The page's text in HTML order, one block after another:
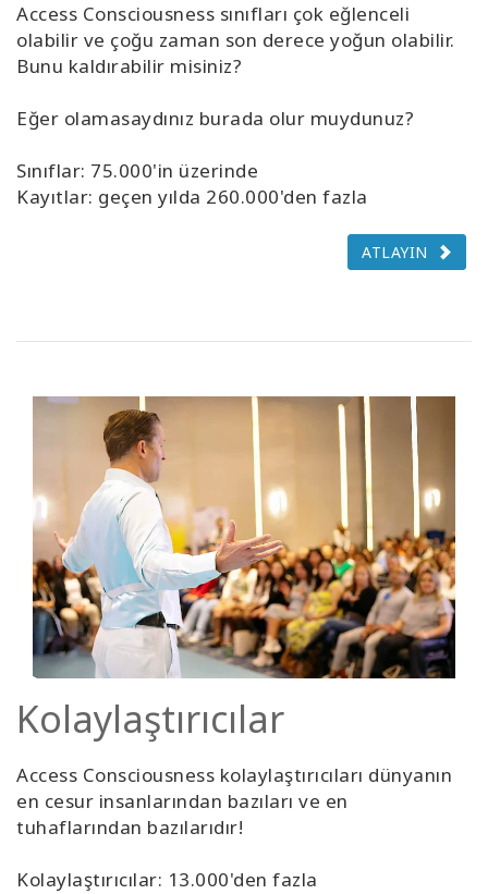
Access Consciousness sınıfları çok eğlenceli
olabilir ve çoğu zaman son derece yoğun olabilir.
Bunu kaldırabilir misiniz?
Eğer olamasaydınız burada olur muydunuz?
Sınıflar: 75.000'in üzerinde
Kayıtlar: geçen yılda 260.000'den fazla
ATLAYIN
Kolaylaştırıcılar
Access Consciousness kolaylaştırıcıları dünyanın
en cesur insanlarından bazıları ve en
tuhaflarından bazılarıdır!
Kolaylaştırıcılar: 13.000'den fazla